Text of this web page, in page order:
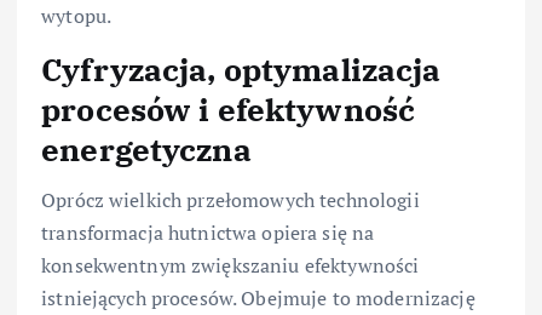
wytopu.
Cyfryzacja, optymalizacja
procesów i efektywność
energetyczna
Oprócz wielkich przełomowych technologii
transformacja hutnictwa opiera się na
konsekwentnym zwiększaniu efektywności
istniejących procesów. Obejmuje to modernizację